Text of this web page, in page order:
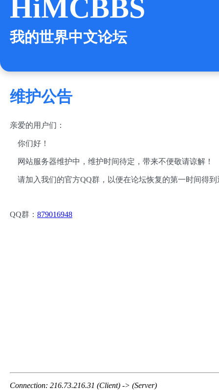
HiMCBBS
我的世界中文论坛
维护公告
亲爱的用户们：
你们好！
网站服务器维护中，维护时间待定，带来不便敬请谅解！
请加入我们的官方QQ群，以便在论坛恢复的第一时间得到
QQ群： 879016948
Connection: 216.73.216.31 (Client) -> (Server)